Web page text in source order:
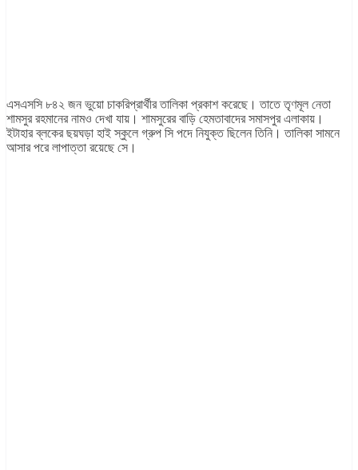
এসএসসি ৮৪২ জন ভুয়ো চাকরিপ্রার্থীর তালিকা প্রকাশ করেছে। তাতে তৃণমূল নেতা
শামসুর রহমানের নামও দেখা যায়। শামসুরের বাড়ি হেমতাবাদের সমাসপুর এলাকায়।
ইটাহার ব্লকের ছয়ঘড়া হাই স্কুলে গ্রুপ সি পদে নিযুক্ত ছিলেন তিনি। তালিকা সামনে
আসার পরে লাপাত্তা রয়েছে সে।